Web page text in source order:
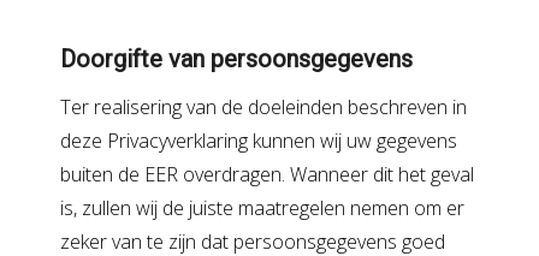
Doorgifte van persoonsgegevens
Ter realisering van de doeleinden beschreven in
deze Privacyverklaring kunnen wij uw gegevens
buiten de EER overdragen. Wanneer dit het geval
is, zullen wij de juiste maatregelen nemen om er
zeker van te zijn dat persoonsgegevens goed